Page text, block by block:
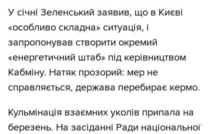
У січні Зеленський заявив, що в Києві
«особливо складна» ситуація, і
запропонував створити окремий
«енергетичний штаб» під керівництвом
Кабміну. Натяк прозорий: мер не
справляється, держава перебирає кермо.
Кульмінація взаємних уколів припала на
березень. На засіданні Ради національної